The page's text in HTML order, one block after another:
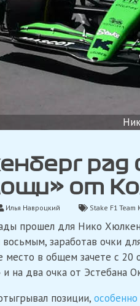
рад
от
Илья Навроцкий Stake F1 Team
прошел для Нико
заработав очки
место в общем зачете с 20
и на два очка от Эстебана
позиции,